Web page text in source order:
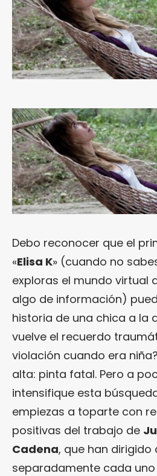
Debo reconocer que el
«Elisa K» (cuando no
exploras el mundo virtual
algo de información)
historia de una chica a la
vuelve el recuerdo
violación cuando era
alta: pinta fatal. Pero a
intensifique esta
empiezas a toparte con
positivas del trabajo de
Cadena, que han dirigido
separadamente cada